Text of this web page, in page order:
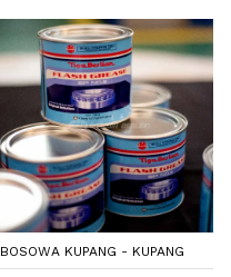
BOSOWA KUPANG - KUPANG